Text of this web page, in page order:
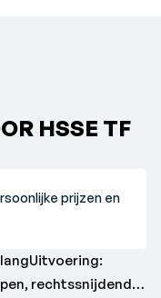
HSSE TF
prijzen en
rechtssnijdend,